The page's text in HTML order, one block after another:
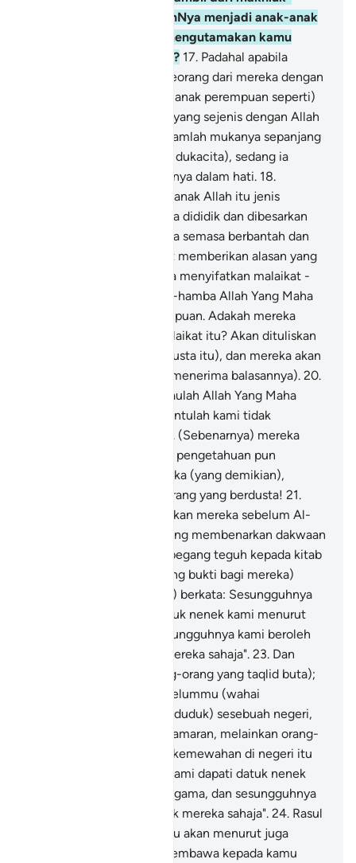
makhluk yang diciptakanNya menjadi anak-anak
perempuannya, dan Ia mengutamakan kamu
dengan anak-anak lelaki? 17. Padahal apabila
diberitahu kepada salah seorang dari mereka dengan
(berita bahawa ia beroleh anak perempuan seperti)
yang dijadikannya sekutu yang sejenis dengan Allah
Yang Maha Pemurah, muramlah mukanya sepanjang
hari (kerana menanggung dukacita), sedang ia
menahan perasaan marahnya dalam hati. 18.
Patutkah (yang dikatakan anak Allah itu jenis
perempuan) yang biasanya dididik dan dibesarkan
dalam perhiasan, sedang ia semasa berbantah dan
bertikam lidah tidak dapat memberikan alasan yang
Dan mereka pula menyifatkan malaikat -
yang juga menjadi hamba-hamba Allah Yang Maha
Pemurah itu - jenis perempuan. Adakah mereka
menyaksikan kejadian malaikat itu? Akan dituliskan
kata-kata mereka (yang dusta itu), dan mereka akan
ditanya kelak (serta akan menerima balasannya). 20.
Dan mereka berkata: "Kalaulah Allah Yang Maha
Pemurah menghendaki tentulah kami tidak
menyembah malaikat itu". (Sebenarnya) mereka
tidak mempunyai sesuatu pengetahuan pun
mengenai kata-kata mereka (yang demikian),
mereka hanyalah orang-orang yang berdusta! 21.
Pernahkah Kami memberikan mereka sebelum Al-
quran ini sebuah Kitab (yang membenarkan dakwaan
mereka), lalu mereka berpegang teguh kepada kitab
(Tidak ada sebarang bukti bagi mereka)
bahkan mereka (hanyalah) berkata: Sesungguhnya
kami telah mendapati datuk nenek kami menurut
satu jalan ugama, dan sesungguhnya kami beroleh
petunjuk menurut jejak mereka sahaja". 23. Dan
demikianlah halnya (orang-orang yang taqlid buta);
Kami tidak mengutus sebelummu (wahai
Muhammad) kepada (penduduk) sesebuah negeri,
seseorang Rasul pemberi amaran, melainkan orang-
orang yang berada dalam kemewahan di negeri itu
berkata: "Sesungguhnya kami dapati datuk nenek
kami menurut satu jalan ugama, dan sesungguhnya
kami hanya mengikut jejak mereka sahaja". 24. Rasul
itu berkata: "Adakah (kamu akan menurut juga
mereka) walaupun aku membawa kepada kamu